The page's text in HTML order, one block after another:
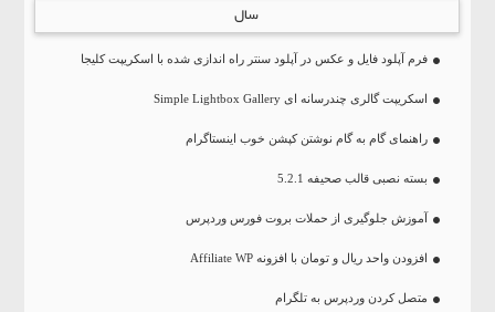
سال
فرم آپلود فایل و عکس در آپلود سنتر راه اندازی شده با اسکریپت کلیجا
اسکریپت گالری چندرسانه ای Simple Lightbox Gallery
راهنمای گام به گام نوشتن کپشن خوب اینستاگرام
بسته نصبی قالب صحیفه 5.2.1
آموزش جلوگیری از حملات بروت فورس وردپرس
افزودن واحد ریال و تومان با افزونه Affiliate WP
متصل کردن وردپرس به تلگرام